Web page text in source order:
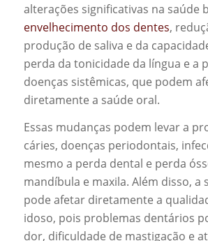
alterações significativas na saúde
envelhecimento dos dentes,
produção de saliva e da
perda da tonicidade da língua e a
doenças sistêmicas, que podem
diretamente a saúde oral.
Essas mudanças podem levar a
cáries, doenças periodontais,
mesmo a perda dental e perda
mandíbula e maxila. Além disso, a
pode afetar diretamente a
idoso, pois problemas dentários
dor, dificuldade de mastigação e